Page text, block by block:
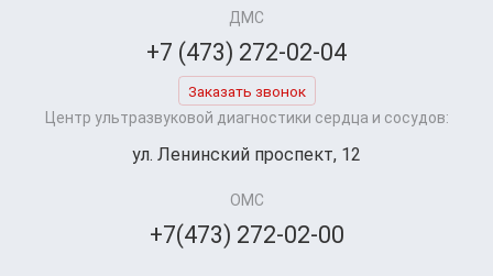
ДМС
+7 (473) 272-02-04
Заказать звонок
Центр ультразвуковой диагностики сердца и сосудов:
ул. Ленинский проспект, 12
ОМС
+7(473) 272-02-00